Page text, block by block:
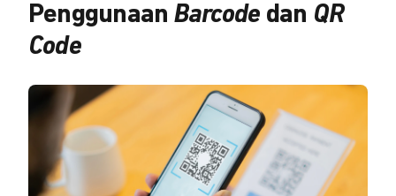
Penggunaan Barcode dan QR
Code